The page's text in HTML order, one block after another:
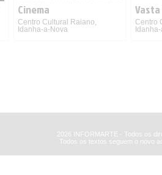
Cinema
Centro Cultural Raiano,
Idanha-a-Nova
Centro
2026 INFORMARTE - Todos os
Todos os textos seguem o novo